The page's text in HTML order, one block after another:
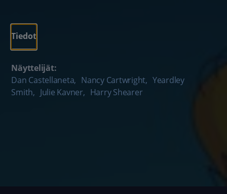
Tiedot
Näyttelijät:
Dan Castellaneta, Nancy Cartwright, Yeardley
Smith, Julie Kavner, Harry Shearer